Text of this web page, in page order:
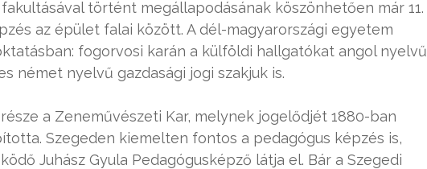
történt megállapodásának köszönhetően már 11.
az épület falai között. A dél-magyarországi egyetem
fogorvosi karán a külföldi hallgatókat angol nyelvű
német nyelvű gazdasági jogi szakjuk is.
a Zeneművészeti Kar, melynek jogelődjét 1880-ban
Szegeden kiemelten fontos a pedagógus képzés is,
Juhász Gyula Pedagógusképző látja el. Bár a Szegedi